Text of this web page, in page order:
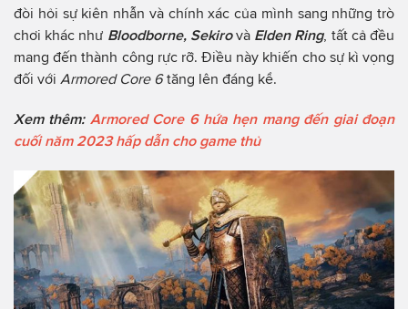
đòi hỏi sự kiên nhẫn và chính xác của mình sang những trò
chơi khác như Bloodborne, Sekirovà Elden Ring, tất cả đều
mang đến thành công rực rỡ. Điều này khiến cho sự kì vọng
đối với Armored Core 6tăng lên đáng kể.
Xem thêm: Armored Core 6 hứa hẹn mang đến giai đoạn
cuối năm 2023 hấp dẫn cho game thủ